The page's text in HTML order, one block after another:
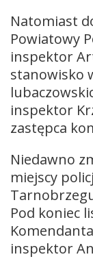
Natomiast
Powiatowy
inspektor
stanowisko
inspektor
zastępca
Niedawno
miejscy
Pod koniec
inspektor